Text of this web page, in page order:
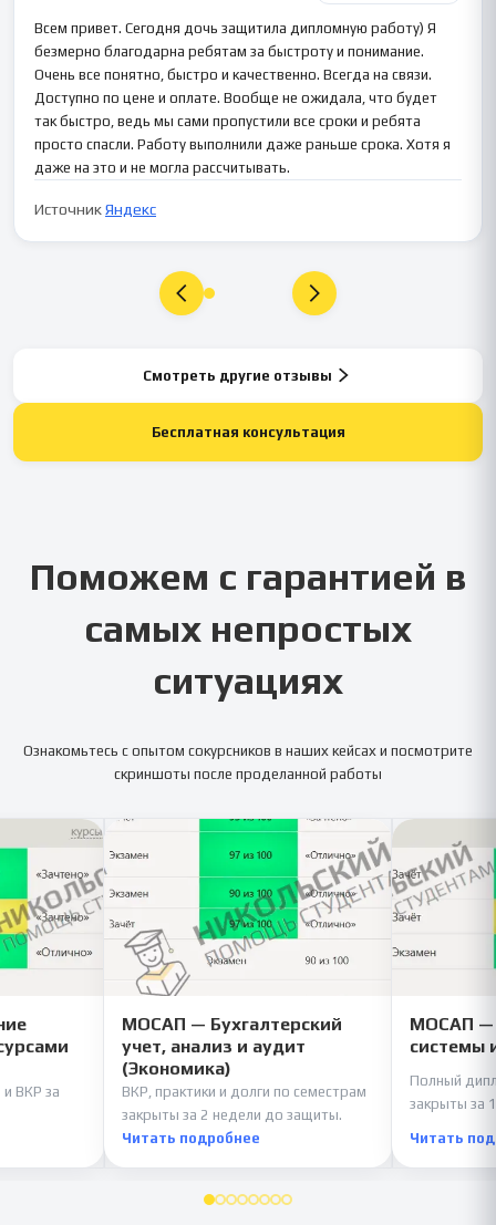
Всем привет. Сегодня дочь защитила дипломную работу) Я
безмерно благодарна ребятам за быстроту и понимание.
Очень все понятно, быстро и качественно. Всегда на связи.
Доступно по цене и оплате. Вообще не ожидала, что будет
так быстро, ведь мы сами пропустили все сроки и ребята
просто спасли. Работу выполнили даже раньше срока. Хотя я
даже на это и не могла рассчитывать.
ИсточникЯндекс
Смотреть другие отзывы
Бесплатная консультация
Поможем с гарантией в
самых непростых
ситуациях
Ознакомьтесь с опытом сокурсников в наших кейсах и посмотрите
скриншоты после проделанной работы
и ВКР за
МОСАП — Бухгалтерский
учет, анализ и аудит
(Экономика)
ВКР, практики и долги по семестрам
закрыты за 2 недели до защиты.
Читать подробнее
МОСАП —
системы
Полный
закрыты за
Читать